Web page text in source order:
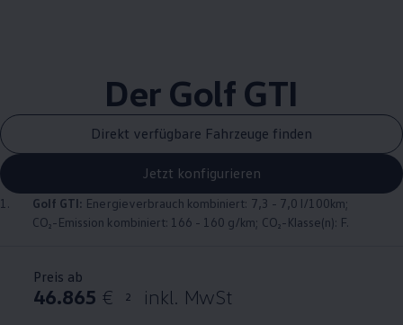
Der Golf GTI
Direkt verfügbare Fahrzeuge finden
Jetzt konfigurieren
1. Golf GTI: Energieverbrauch kombiniert: 7,3 - 7,0 l/100km;
CO₂-Emission kombiniert: 166 - 160 g/km; CO₂-Klasse(n): F.
Preis ab
46.865 € 2 inkl. MwSt